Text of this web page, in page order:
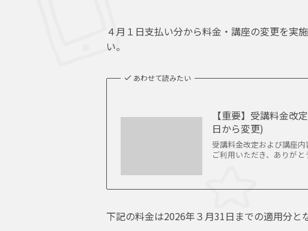
４月１日支払い分から料金・講座の変更を実
い。
あわせて読みたい
【重要】受講料金改
日から変更)
受講料金改定および講座
ご利用いただき、ありが
下記の料金は2026年３月31日までの適用分と